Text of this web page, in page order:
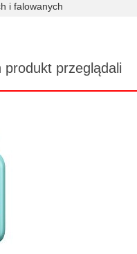
i falowanych
produkt przeglądali